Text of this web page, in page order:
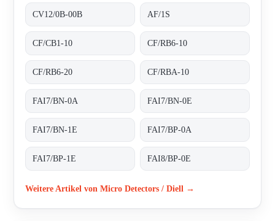
CV12/0B-00B AF/1S
CF/CB1-10 CF/RB6-10
CF/RB6-20 CF/RBA-10
FAI7/BN-0A FAI7/BN-0E
FAI7/BN-1E FAI7/BP-0A
FAI7/BP-1E FAI8/BP-0E
Weitere Artikel von Micro Detectors / Diell →